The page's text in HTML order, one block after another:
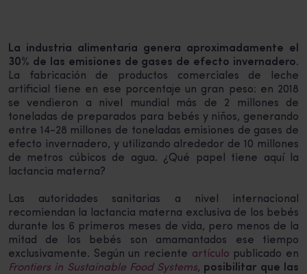
La industria alimentaria genera aproximadamente el
30% de las emisiones de gases de efecto invernadero.
La fabricación de productos comerciales de leche
artificial tiene en ese porcentaje un gran peso: en 2018
se vendieron a nivel mundial más de 2 millones de
toneladas de preparados para bebés y niños, generando
entre 14-28 millones de toneladas emisiones de gases de
efecto invernadero, y utilizando alrededor de 10 millones
de metros cúbicos de agua. ¿Qué papel tiene aquí la
lactancia materna?
Las autoridades sanitarias a nivel internacional
recomiendan la lactancia materna exclusiva de los bebés
durante los 6 primeros meses de vida, pero menos de la
mitad de los bebés son amamantados ese tiempo
exclusivamente. Según un reciente artículo publicado en
Frontiers in Sustainable Food Systems, posibilitar que las